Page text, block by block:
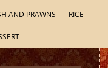
AND PRAWNS RICE